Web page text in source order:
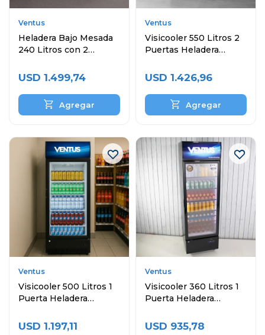
Ventus
Heladera Bajo Mesada
240 Litros con 2
USD 1.499,74
Ventus
Visicooler 550 Litros 2
Puertas Heladera
USD 1.426,96
Ventus
Visicooler 500 Litros 1
Puerta Heladera
USD 1.197,11
Ventus
Visicooler 360 Litros 1
Puerta Heladera
USD 935,78